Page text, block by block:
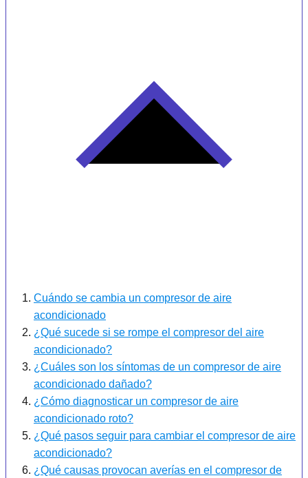
Cuándo se cambia un compresor de aire
acondicionado
¿Qué sucede si se rompe el compresor del aire
acondicionado?
¿Cuáles son los síntomas de un compresor de aire
acondicionado dañado?
¿Cómo diagnosticar un compresor de aire
acondicionado roto?
¿Qué pasos seguir para cambiar el compresor de aire
acondicionado?
¿Qué causas provocan averías en el compresor de